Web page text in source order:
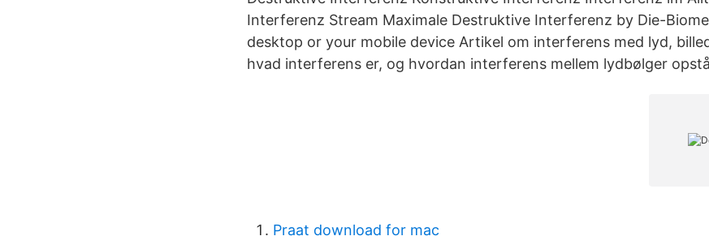
Interferenz Stream Maximale Destruktive Interferenz by Die-
desktop or your mobile device Artikel om interferens med lyd,
hvad interferens er, og hvordan interferens mellem lydbølger
Praat download for mac